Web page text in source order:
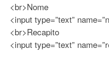
<br>Nome
<input type=”text”
<br>Recapito
<input type=”text”